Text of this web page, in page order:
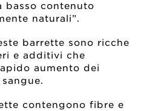
basso contenuto
naturali”.
barrette sono ricche
e additivi che
aumento dei
contengono fibre e